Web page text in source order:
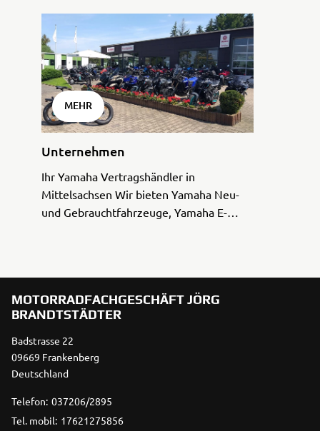
MEHR
Unternehmen
Ihr Yamaha Vertragshändler in
Mittelsachsen Wir bieten Yamaha Neu-
und Gebrauchtfahrzeuge, Yamaha E-
MOTORRADFACHGESCHÄFT JÖRG
BRANDTSTÄDTER
Badstrasse 22
09669 Frankenberg
Deutschland
Telefon: 037206/2895
Tel. mobil: 17621275856